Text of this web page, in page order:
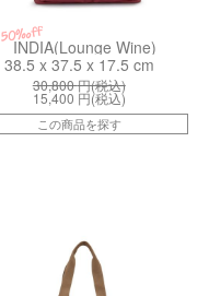
50%off
INDIA(Lounge Wine)
38.5 x 37.5 x 17.5 cm
30,800円(税込)
15,400 円(税込)
この商品を探す